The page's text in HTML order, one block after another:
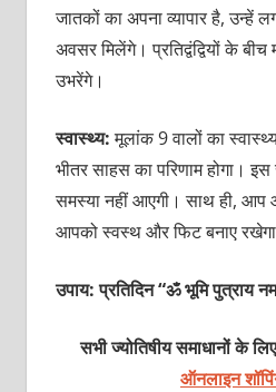
जातकों का अपना व्यापार है, उन्हें
अवसर मिलेंगे। प्रतिद्वंद्वियों के बीच
उभरेंगे।
स्वास्थ्य:मूलांक 9 वालों का
भीतर साहस का परिणाम होगा।
समस्या नहीं आएगी। साथ ही, आप
आपको स्वस्थ और फिट बनाए
उपाय: प्रतिदिन “ॐ भूमि पुत्राय
सभी ज्योतिषीय समाधानों के
ऑनलाइन